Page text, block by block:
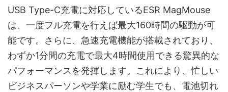
USB Type-C充電に対応しているESR MagMouse
は、一度フル充電を行えば最大160時間の駆動が可
能です。さらに、急速充電機能が搭載されており、
わずか1分間の充電で最大4時間使用できる驚異的な
パフォーマンスを発揮します。これにより、忙しい
ビジネスパーソンや学業に励む学生でも、電池切れ